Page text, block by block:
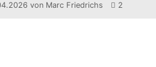
von Marc Friedrichs 2